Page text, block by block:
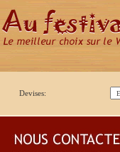
Devises: